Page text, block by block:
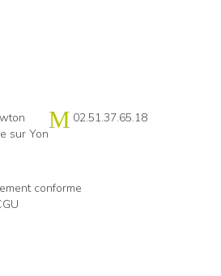
sur Yon
02.51.37.65.18
conforme